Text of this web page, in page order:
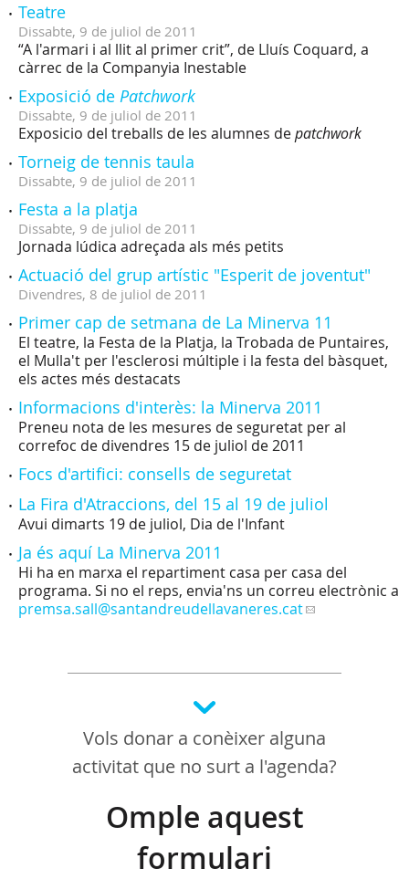
Teatre
Dissabte, 9 de juliol de 2011
“A l'armari i al llit al primer crit”, de Lluís Coquard, a
càrrec de la Companyia Inestable
Exposició de Patchwork
Dissabte, 9 de juliol de 2011
Exposicio del treballs de les alumnes depatchwork
Torneig de tennis taula
Dissabte, 9 de juliol de 2011
Festa a la platja
Dissabte, 9 de juliol de 2011
Jornada lúdica adreçada als més petits
Actuació del grup artístic "Esperit de joventut"
Divendres, 8 de juliol de 2011
Primer cap de setmana de La Minerva 11
El teatre, la Festa de la Platja, la Trobada de Puntaires,
el Mulla't per l'esclerosi múltiple i la festa del bàsquet,
els actes més destacats
Informacions d'interès: la Minerva 2011
Preneu nota de les mesures de seguretat per al
correfoc de divendres 15 de juliol de 2011
Focs d'artifici: consells de seguretat
La Fira d'Atraccions, del 15 al 19 de juliol
Avui dimarts 19 de juliol, Dia de l'Infant
Ja és aquí La Minerva 2011
Hi ha en marxa el repartiment casa per casa del
programa. Si no el reps, envia'ns un correu electrònic a
premsa.sall@santandreudellavaneres.cat
Vols donar a conèixer alguna
activitat que no surt a l'agenda?
Omple aquest
formulari